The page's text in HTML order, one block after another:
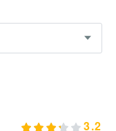
3.2